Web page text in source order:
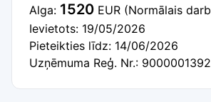
Alga: 1520 EUR (Normālais
Ievietots: 19/05/2026
Pieteikties līdz: 14/06/2026
Uzņēmuma Reģ. Nr.: